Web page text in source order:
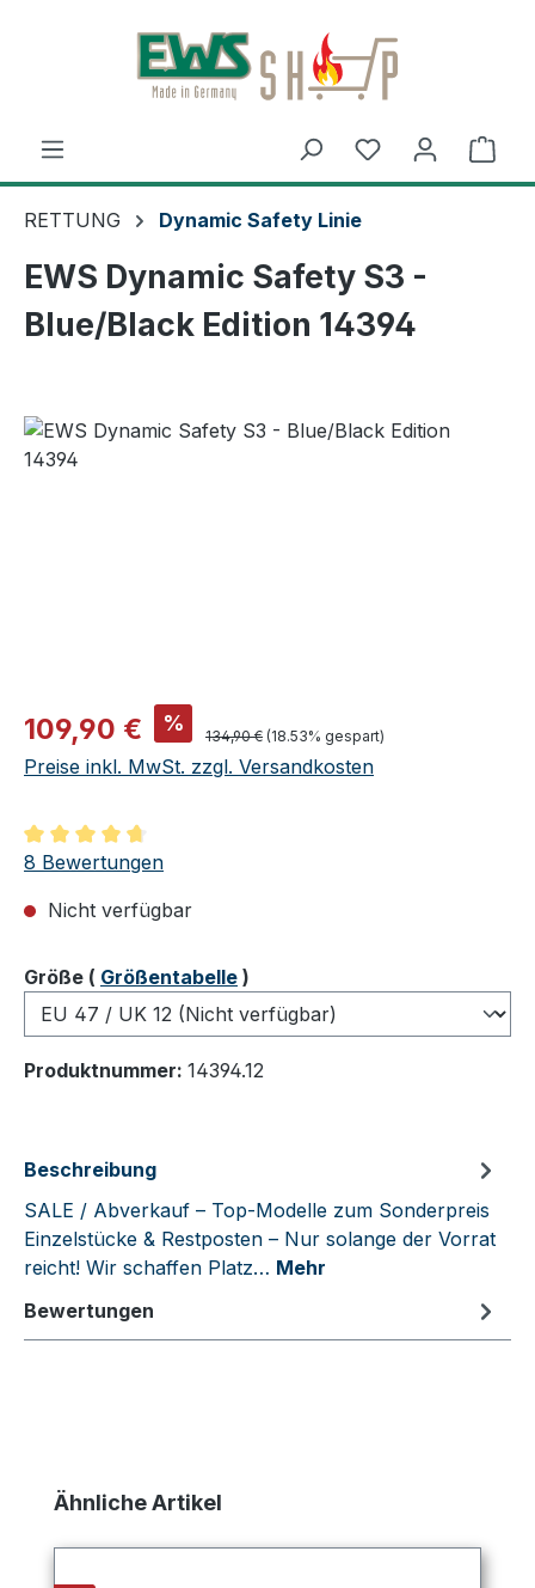
Zum Hauptinhalt springen
RETTUNG Dynamic Safety Linie
EWS Dynamic Safety S3 -
Blue/Black Edition 14394
Verkaufspreis:
109,90 € % Regulärer Preis:
134,90 € (18.53% gespart)
Preise inkl. MwSt. zzgl. Versandkosten
Durchschnittliche Bewertung von 4.75 von 5 Sternen
8 Bewertungen
Nicht verfügbar
Größeauswählen
( Größentabelle )
Produktnummer: 14394.12
Beschreibung
SALE / Abverkauf – Top-Modelle zum Sonderpreis
Einzelstücke & Restposten – Nur solange der Vorrat
reicht! Wir schaffen Platz… Mehr
Bewertungen
Produktgalerie überspringen
Ähnliche Artikel